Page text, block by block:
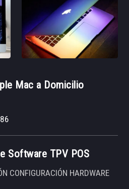
Mac a Domicilio
Software TPV POS
CONFIGURACIÓN HARDWARE